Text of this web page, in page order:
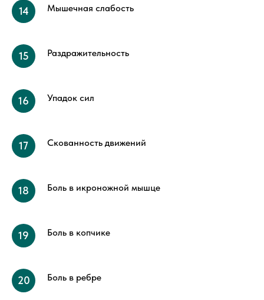
Мышечная слабость
Раздражительность
Упадок сил
Скованность движений
Боль в икроножной мышце
Боль в копчике
Боль в ребре